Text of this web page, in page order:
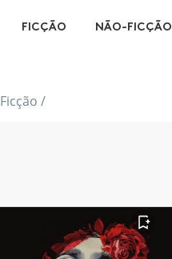
FICÇÃO NÃO-FICÇÃO
Ficção /
FAVORITO